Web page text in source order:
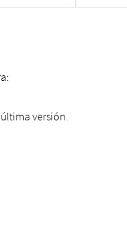
versión.